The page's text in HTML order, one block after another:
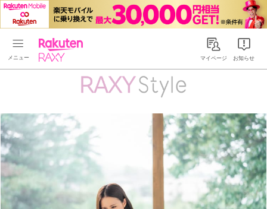
Rakuten RAXYマイページ お知らせ